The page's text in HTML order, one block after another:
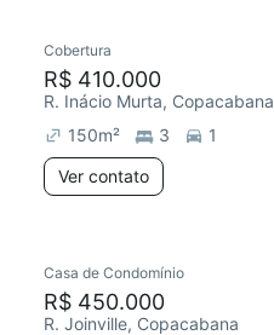
Redecorar
Cobertura
R$ 410.000
R. Inácio Murta, Copacabana
150m² 3
1
Ver contato
Chegou este mês
Casa de Condomínio
R$ 450.000
R. Joinville, Copacabana